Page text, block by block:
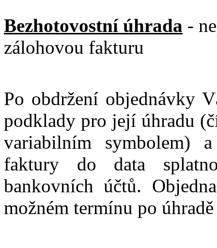
Bezhotovostní úhrada -
zálohovou fakturu
Po obdržení objednávky
podklady pro její úhradu
variabilním symbolem)
faktury do data
bankovních účtů.
možném termínu po